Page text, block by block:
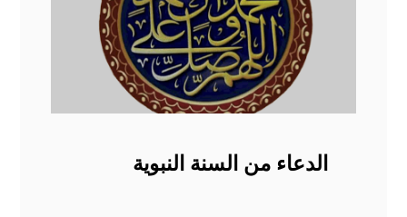
الدعاء من السنة النبوية